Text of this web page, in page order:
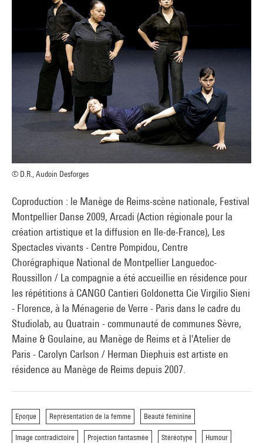
© D.R., Audoin Desforges
Coproduction : le Manège de Reims-scène nationale, Festival
Montpellier Danse 2009, Arcadi (Action régionale pour la
création artistique et la diffusion en Ile-de-France), Les
Spectacles vivants - Centre Pompidou, Centre
Chorégraphique National de Montpellier Languedoc-
Roussillon / La compagnie a été accueillie en résidence pour
les répétitions à CANGO Cantieri Goldonetta Cie Virgilio Sieni
- Florence, à la Ménagerie de Verre - Paris dans le cadre du
Studiolab, au Quatrain - communauté de communes Sèvre,
Maine & Goulaine, au Manège de Reims et à l'Atelier de
Paris - Carolyn Carlson / Herman Diephuis est artiste en
résidence au Manège de Reims depuis 2007.
Epoque Représentation de la femme Beauté féminine
Image contradictoire Projection fantasmée Stéréotype Humour